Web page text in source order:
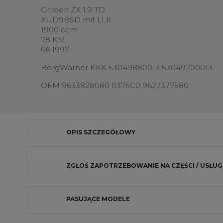
Citroen ZX 1.9 TD
XUD9BSD mit LLK
1900 ccm
78 KM
06.1997-
BorgWarner KKK 53049880013 53049700013
OEM 9633828080 0375C0 9627377580
OPIS SZCZEGÓŁOWY
ZGŁOŚ ZAPOTRZEBOWANIE NA CZĘŚCI /
PASUJĄCE MODELE